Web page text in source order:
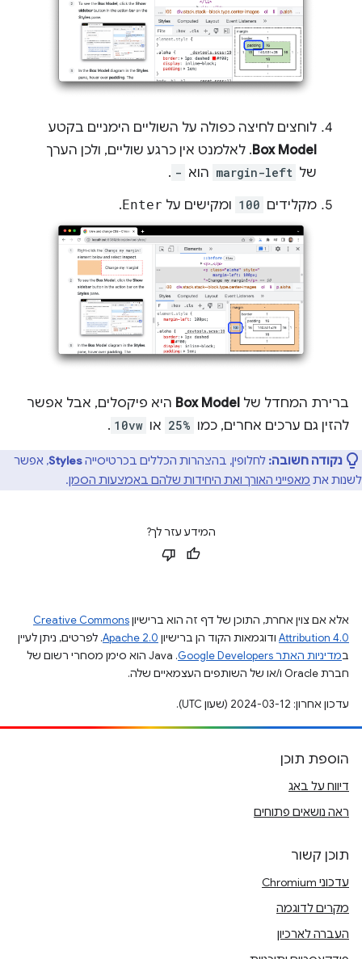
לוחצים לחיצה כפולה על השוליים הימניים בקטע
Box Model. לאלמנט אין כרגע שוליים, ולכן הערך
של margin-left הוא -
.
מקלידים 100 ומקישים על Enter
.
ברירת המחדל של Box Model היא פיקסלים, אבל אפשר
להזין גם ערכים אחרים, כמו 25% או 10vw
.
נקודה חשובה: לחלופין, בהצהרות הכללים בכרטיסייהStyles, אפשר
לשנות את מאפייני האורך ואת היחידות שלהם באמצעות הסמן.
המידע עזר לך?
אלא אם צוין אחרת, התוכן של דף זה הוא ברישיוןCreative Commons
Attribution 4.0 ודוגמאות הקוד הן ברישיון Apache 2.0. לפרטים, ניתן לעיין
במדיניות האתר Google Developers‏
.‏ Java הוא סימן מסחרי רשום של
חברת Oracle ו/או של השותפים העצמאיים שלה.
עדכון אחרון: 2024-03-12 (שעון UTC).
הוספת תוכן
דיווח על באג
ראה נושאים פתוחים
תוכן קשור
עדכוני Chromium
מקרים לדוגמה
העברה לארכיון